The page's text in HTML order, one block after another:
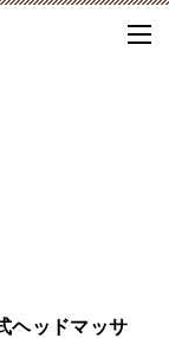
ヘッドマッサ